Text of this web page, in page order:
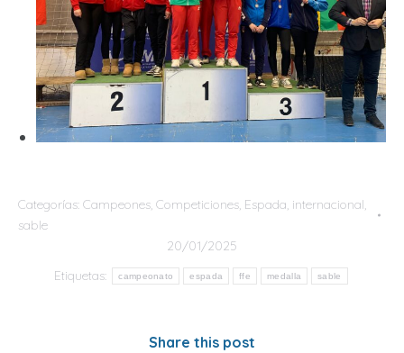
Categorías: Campeones Competiciones Espada internacional
sable
20/01/2025
Etiquetas:
campeonato espada ffe medalla sable
Share this post